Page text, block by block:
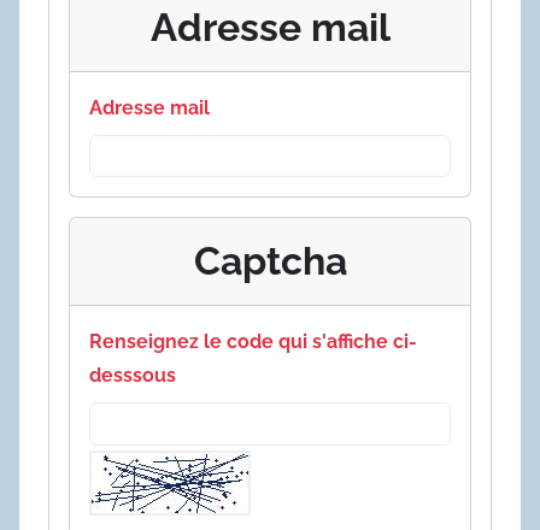
Adresse mail
Adresse mail
Captcha
Renseignez le code qui s'affiche ci-
desssous